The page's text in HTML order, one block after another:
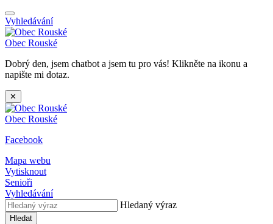
Vyhledávání
Obec Rouské
Dobrý den, jsem chatbot a jsem tu pro vás! Klikněte na ikonu a
napište mi dotaz.
✕
Obec Rouské
Facebook
Mapa webu
Vytisknout
Senioři
Vyhledávání
Hledaný výraz
Hledat